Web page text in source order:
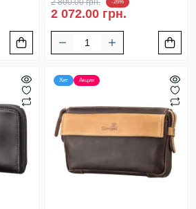
2 800.00 грн. -26%
2 072.00 грн.
Хит Акция